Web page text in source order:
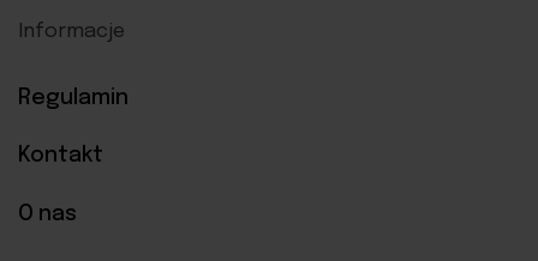
Informacje
Regulamin
Kontakt
O nas